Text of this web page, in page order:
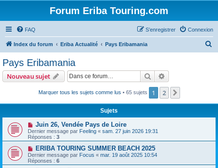
Forum Eriba Touring.com
FAQ Connexion
S’enregistrer
Index du forum Eriba Actualité Pays Eribamania
Pays Eribamania
Nouveau sujet Rechercher
Marquer tous les sujets comme lus • 65 sujets 1 2
Sujets
Juin 26, Vendée Pays de Loire
Dernier message par Feeling « sam. 27 juin 2026 19:31
Réponses : 3
ERIBA TOURING SUMMER BEACH 2025
Dernier message par Focus « mar. 19 août 2025 10:54
Réponses : 6